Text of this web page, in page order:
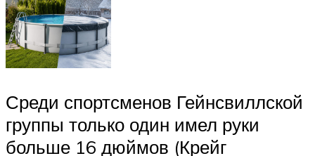
Среди спортсменов Гейнсвиллской
группы только один имел руки
больше 16 дюймов (Крейг